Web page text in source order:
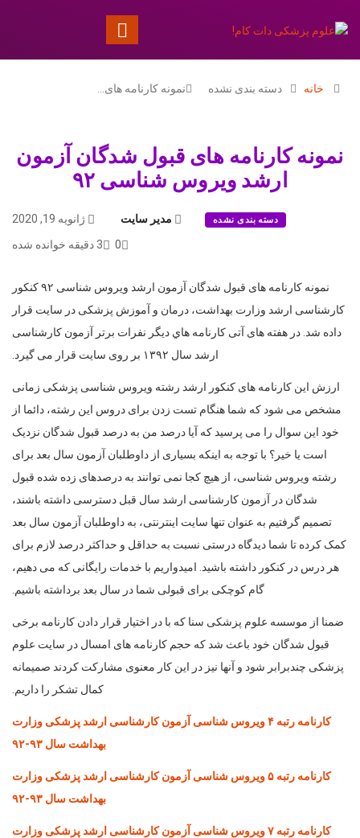
خانه دسته بندی نشده نمونه کارنامه های…
نمونه کارنامه های قبول شدگان آزمون
ارشد ویروس شناسی ۹۲
دسته بندی نشده مدیر سایت
ژانویه 19, 2020
0
3 دقیقه خوانده شده
نمونه کارنامه های قبول شدگان آزمون ارشد ویروس شناسی ۹۲ کنکور
کارشناسی ارشد وزارت بهداشت، درمان و آموزش پزشکی در سایت قرار
داده شد. در هفته های آتی کارنامه هاي دیگر نفرات برتر آزمون کارشناسی
ارشد سال ۱۳۹۲ بر روی سایت قرار می گیرد.
ارزش این کارنامه های کنکور ارشد رشته ویروس شناسی پزشکی زمانی
مشخص می شود که شما هنگام تست زدن برای دروس این رشته، دائما از
خود این سوال را می پرسید که آیا درصد من به درصد قبول شدگان نزدیک
است یا خیر؟ با توجه به اینکه بسیاری از داوطلبان آزمون سال بعد برای
رشته ویروس شناسی، از هیچ کجا نمی توانند به درصدهای زده شده قبول
شدگان در آزمون کارشناسی ارشد سال قبل دسترسی داشته باشند،
تصمیم گرفتیم به عنوان تنها سایت اینترنتی، به داوطلبان آزمون سال بعد
کمک کرده تا شما دیدگاه درستی نسبت به حداقل و حداکثر درصد لازم برای
هر درس در کنکور داشته باشید. امیدواریم با خدمات رایگانی که می دهیم،
گام کوچکی برای قبولی شما در سال بعد برداشته باشیم.
ضمنا از موسسه علوم پزشکی سنا که با در اختیار قرار دادن کارنامه برخی
قبول شدگان خود باعث شد که حجم کارنامه های امسال در سایت علوم
پزشکی چندبرابر شود و آنها نیز در این کار معنوی مشارکت کردند صمیمانه
کمال تشکر را داریم.
کارنامه رتبه ۴ ویروس شناسی آزمون کارشناسی ارشد پزشکی وزارت
بهداشت سال ۹۳-۹۲
کارنامه رتبه ۵ ویروس شناسی آزمون کارشناسی ارشد پزشکی وزارت
بهداشت سال ۹۳-۹۲
کارنامه رتبه ۷ ویروس شناسی آزمون کارشناسی ارشد پزشکی وزارت